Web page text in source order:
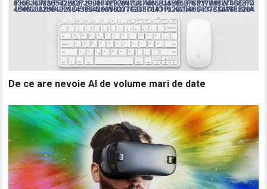
De ce are nevoie AI de volume mari de date